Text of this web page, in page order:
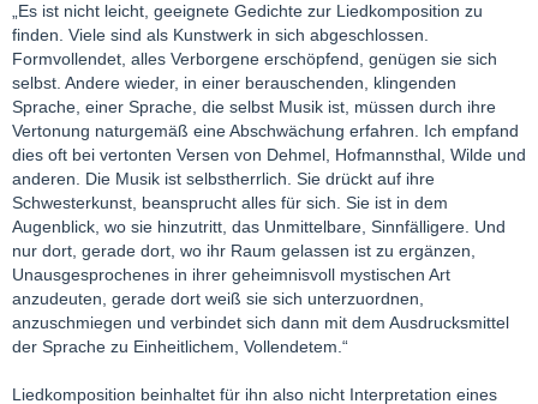
„Es ist nicht leicht, geeignete Gedichte zur Liedkomposition zu
finden. Viele sind als Kunstwerk in sich abgeschlossen.
Formvollendet, alles Verborgene erschöpfend, genügen sie sich
selbst. Andere wieder, in einer berauschenden, klingenden
Sprache, einer Sprache, die selbst Musik ist, müssen durch ihre
Vertonung naturgemäß eine Abschwächung erfahren. Ich empfand
dies oft bei vertonten Versen von Dehmel, Hofmannsthal, Wilde und
anderen. Die Musik ist selbstherrlich. Sie drückt auf ihre
Schwesterkunst, beansprucht alles für sich. Sie ist in dem
Augenblick, wo sie hinzutritt, das Unmittelbare, Sinnfälligere. Und
nur dort, gerade dort, wo ihr Raum gelassen ist zu ergänzen,
Unausgesprochenes in ihrer geheimnisvoll mystischen Art
anzudeuten, gerade dort weiß sie sich unterzuordnen,
anzuschmiegen und verbindet sich dann mit dem Ausdrucksmittel
der Sprache zu Einheitlichem, Vollendetem.“
Liedkomposition beinhaltet für ihn also nicht Interpretation eines